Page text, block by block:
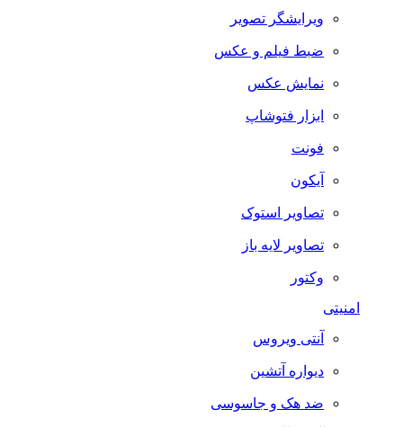
ویرایشگر تصویر
ضبط فيلم و عكس
نمایش عکس
ابزار فتوشاپ
فونت
آیکون
تصاویر استوک
تصاویر لایه باز
وکتور
امنیتی
آنتی ویروس
دیواره آتشین
ضد هک و جاسوسی